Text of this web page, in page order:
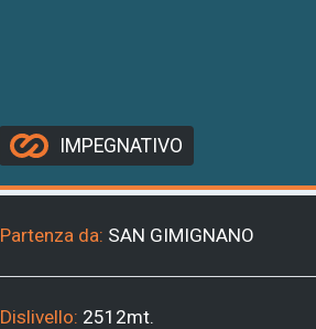
IMPEGNATIVO
Partenza da: SAN GIMIGNANO
Dislivello: 2512mt.